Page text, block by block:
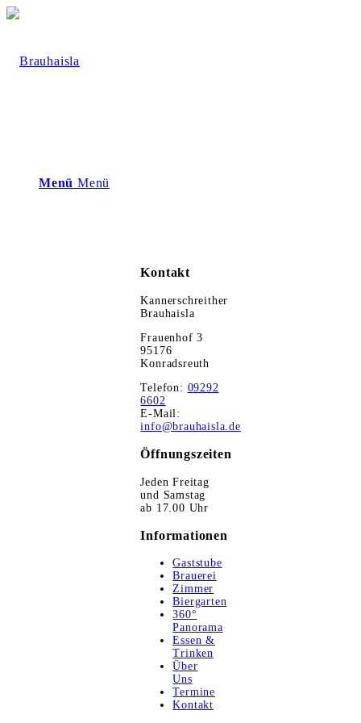
Menü Menü
Kontakt
Kannerschreither
Brauhaisla
Frauenhof 3
95176
Konradsreuth
Telefon: 09292
6602
E-Mail:
info@brauhaisla.de
Öffnungszeiten
Jeden Freitag
und Samstag
ab 17.00 Uhr
Informationen
Gaststube
Brauerei
Zimmer
Biergarten
360°
Panorama
Essen &
Trinken
Über
Uns
Termine
Kontakt